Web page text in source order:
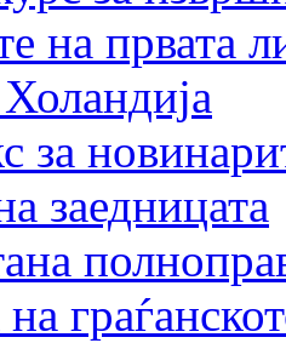
на првата
за
заедницата
на